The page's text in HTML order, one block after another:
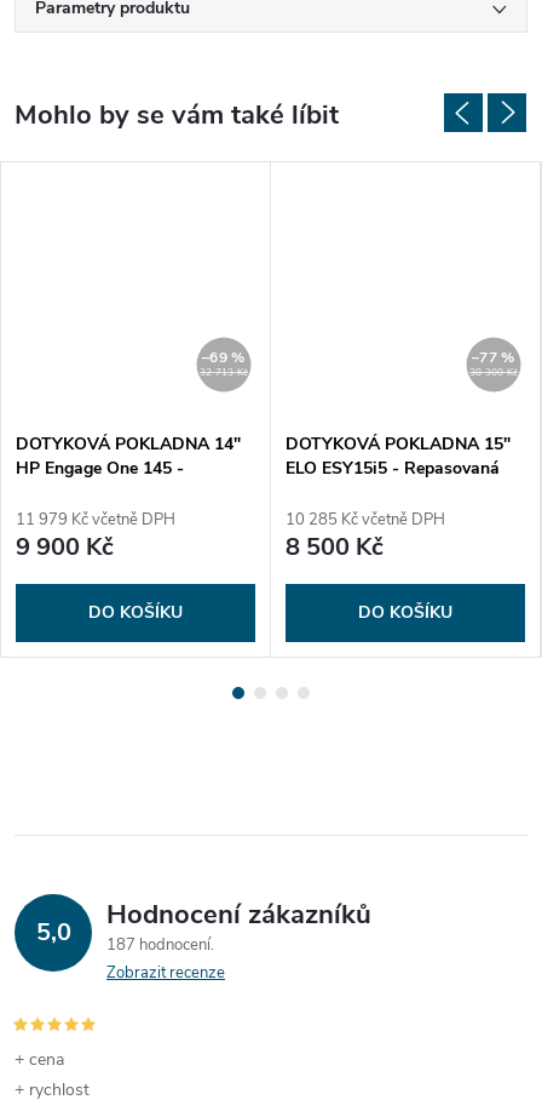
Parametry produktu
32 713 Kč
–69 %
DOTYKOVÁ POKLADNA 14"
HP Engage One 145 -
11 979 Kč včetně DPH
9 900 Kč
DO KOŠÍKU
38 300 Kč
–77 %
DOTYKOVÁ POKLADNA 15"
ELO ESY15i5 - Repasovaná
10 285 Kč včetně DPH
8 500 Kč
DO KOŠÍKU
5,0 Hodnocení zákazníků
187 hodnocení
Zobrazit recenze
+ cena
+ rychlost